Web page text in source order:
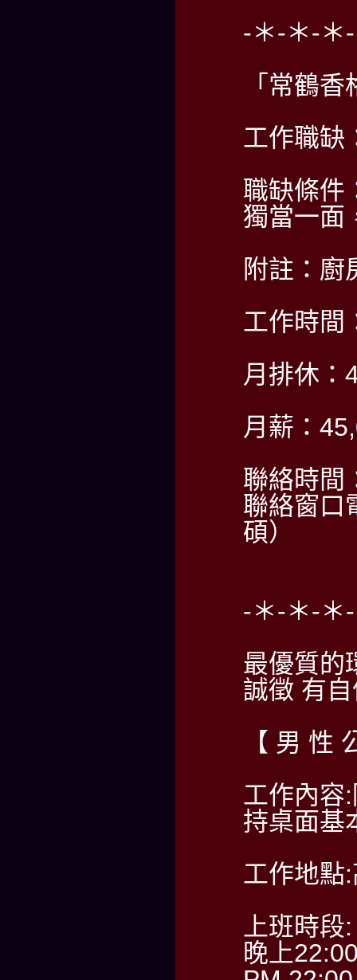
-＊-＊-＊
「常鶴
工作職缺
職缺條件
獨當一面
附註：廚
工作時間
月排休：
月薪：
聯絡時間
聯絡窗口
碩）
-＊-＊-＊
最優質的
誠徵 有
【 男 性
工作內容
持桌面基
工作地點
上班時段:
晚上